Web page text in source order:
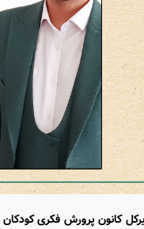
کانون پرورش فکری کودکان